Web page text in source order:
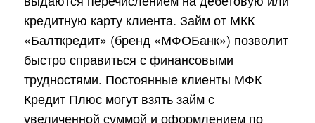
кредитную карту клиента. Займ от МКК
«Балткредит» (бренд «МФОБанк») позволит
быстро справиться с финансовыми
трудностями. Постоянные клиенты МФК
Кредит Плюс могут взять займ с
увеличенной суммой и оформлением по